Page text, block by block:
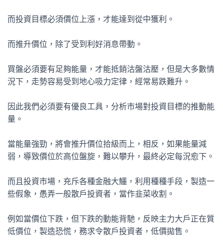
而投資目標必須價位上漲，才能達到從中獲利。
而推升價位，除了受到利好消息帶動。
買盤必須要有足夠能量，才能抵銷沽盤沽壓，但是大多數情
況下，走勢容易受到地心吸力定律，經常易跌難升。
因此我們必須要有優良工具，分析市場對投資目標的推動能
量。
當能量強勁，將會推升價位拾級而上，相反，如果能量減
弱，導致價位於高位盤旋，難以攀升，最終必定每況愈下。
而且投資市場，充斥各種金融大鱷，利用種種手段，製造一
些假象，愚弄一般散戶投資者，當作韭菜收割。
例如當價位下跌，但下跌的動能背馳，反映主力大戶正在質
低價位，製造恐慌，務求令散戶投資者，低價拋售。